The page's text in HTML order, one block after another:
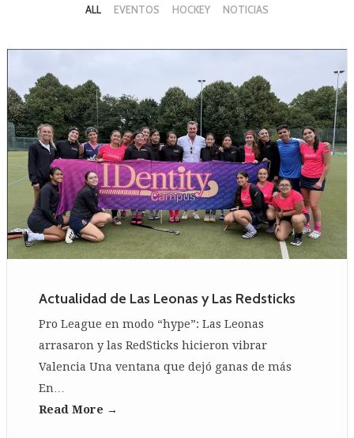
ALL EVENTOS HOCKEY NOTICIAS
Actualidad de Las Leonas y Las Redsticks
Pro League en modo “hype”: Las Leonas
arrasaron y las RedSticks hicieron vibrar
Valencia Una ventana que dejó ganas de más
En…
Read More →